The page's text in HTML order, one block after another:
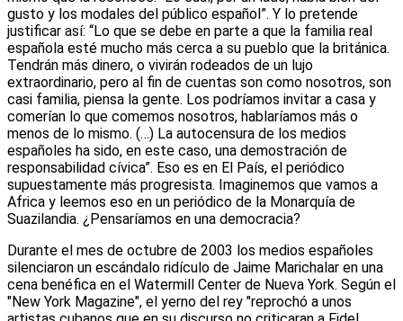
gusto y los modales del público español”. Y lo pretende
justificar así: “Lo que se debe en parte a que la familia real
española esté mucho más cerca a su pueblo que la británica.
Tendrán más dinero, o vivirán rodeados de un lujo
extraordinario, pero al fin de cuentas son como nosotros, son
casi familia, piensa la gente. Los podríamos invitar a casa y
comerían lo que comemos nosotros, hablaríamos más o
menos de lo mismo. (…) La autocensura de los medios
españoles ha sido, en este caso, una demostración de
responsabilidad cívica”. Eso es en El País, el periódico
supuestamente más progresista. Imaginemos que vamos a
Africa y leemos eso en un periódico de la Monarquía de
Suazilandia. ¿Pensaríamos en una democracia?
Durante el mes de octubre de 2003 los medios españoles
silenciaron un escándalo ridículo de Jaime Marichalar en una
cena benéfica en el Watermill Center de Nueva York. Según el
"New York Magazine", el yerno del rey "reprochó a unos